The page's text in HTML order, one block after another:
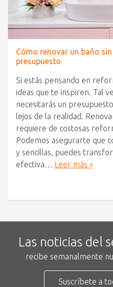
Cómo renovar un baño
presupuesto
Si estás pensando en
ideas que te inspiren. Tal
necesitarás un
lejos de la realidad.
requiere de costosas
Podemos asegurarte que
y sencillas, puedes
efectiva…
Leer más »
Las noticias del
recibe semanalmente
Suscríbete a